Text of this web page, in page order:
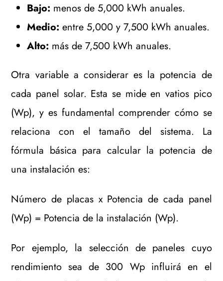
Bajo: menos de 5,000 kWh anuales.
Medio: entre 5,000 y 7,500 kWh anuales.
Alto: más de 7,500 kWh anuales.
Otra variable a considerar es la potencia de
cada panel solar. Esta se mide en vatios pico
(Wp), y es fundamental comprender cómo se
relaciona con el tamaño del sistema. La
fórmula básica para calcular la potencia de
una instalación es:
Número de placas x Potencia de cada panel
(Wp) = Potencia de la instalación (Wp).
Por ejemplo, la selección de paneles cuyo
rendimiento sea de 300 Wp influirá en el